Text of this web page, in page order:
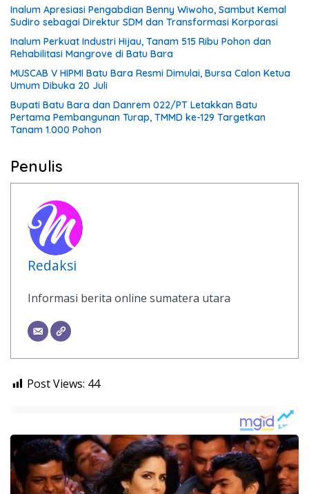
Inalum Apresiasi Pengabdian Benny Wiwoho, Sambut Kemal
Sudiro sebagai Direktur SDM dan Transformasi Korporasi
Inalum Perkuat Industri Hijau, Tanam 515 Ribu Pohon dan
Rehabilitasi Mangrove di Batu Bara
MUSCAB V HIPMI Batu Bara Resmi Dimulai, Bursa Calon Ketua
Umum Dibuka 20 Juli
Bupati Batu Bara dan Danrem 022/PT Letakkan Batu
Pertama Pembangunan Turap, TMMD ke-129 Targetkan
Tanam 1.000 Pohon
Penulis
Redaksi
Informasi berita online sumatera utara
Post Views: 44